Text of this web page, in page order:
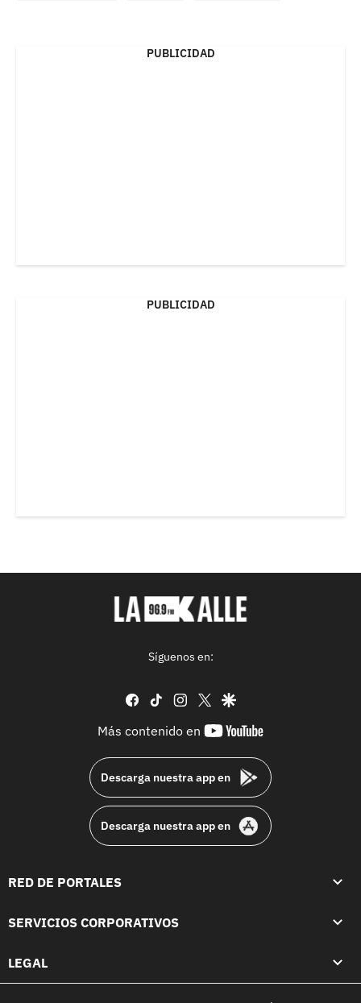
PUBLICIDAD
PUBLICIDAD
Síguenos en:
facebook
tiktok instagram
twittergoogle
Más contenido en
youtube-
Descarga nuestra app en
Descarga nuestra app en
RED DE PORTALES
SERVICIOS CORPORATIVOS
LEGAL